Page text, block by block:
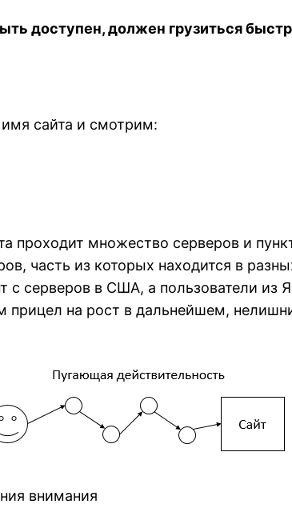
доступен, должен грузиться
сайта и смотрим:
проходит множество серверов и
часть из которых находится в
серверов в США, а пользователи из
на рост в дальнейшем,
внимания